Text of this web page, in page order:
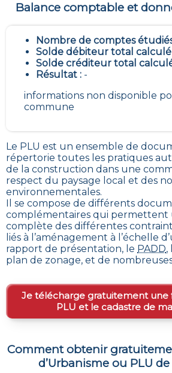
Balance comptable et
Nombre de comptes
Solde débiteur total calculé
Solde créditeur total
Résultat : -
informations non disponible
commune
Le PLU est un ensemble de
répertorie toutes les pratiques
de la construction dans une
respect du paysage local et des
environnementales.
Il se compose de différents
complémentaires qui permettent
complète des différentes
liés à l’aménagement à l’échelle
rapport de présentation, le PADD,
plan de zonage, et de
Je télécharge gratuitement une
PLU et le cadastre de
Comment obtenir
d’Urbanisme ou PLU de